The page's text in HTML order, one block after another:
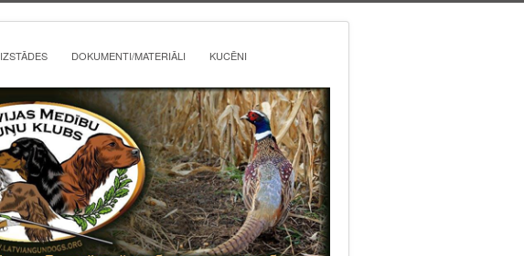
IZSTĀDES DOKUMENTI/MATERIĀLI KUCĒNI